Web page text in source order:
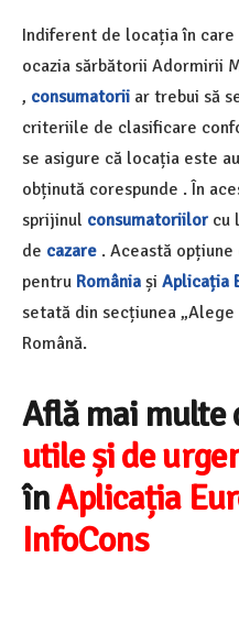
Indiferent de locația în
ocazia sărbătorii Adormirii
, consumatorii ar trebui să
criteriile de clasificare
se asigure că locația este
obținută corespunde . În
sprijinul consumatoriilor cu
de cazare . Această
pentru România și Aplicația
setată din secțiunea
Română.
Află mai multe
utile și de
înAplicația
InfoCons